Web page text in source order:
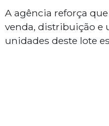
A agência reforça
venda, distribuição e
unidades deste lote